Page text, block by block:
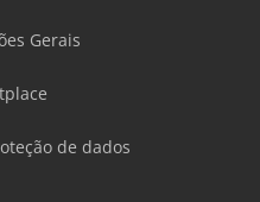
Gerais
de dados